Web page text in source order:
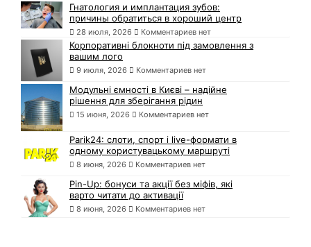
Гнатология и имплантация зубов:
причины обратиться в хороший центр
28 июля, 2026 Комментариев нет
Корпоративні блокноти під замовлення з
вашим лого
9 июля, 2026 Комментариев нет
Модульні ємності в Києві – надійне
рішення для зберігання рідин
15 июня, 2026 Комментариев нет
Parik24: слоти, спорт і live-формати в
одному користувацькому маршруті
8 июня, 2026 Комментариев нет
Pin-Up: бонуси та акції без міфів, які
варто читати до активації
8 июня, 2026 Комментариев нет